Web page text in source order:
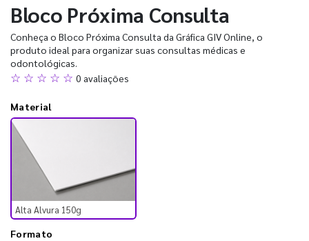
Bloco Próxima Consulta
Conheça o Bloco Próxima Consulta da Gráfica GIV Online, o
produto ideal para organizar suas consultas médicas e
odontológicas.
☆ ☆ ☆ ☆ ☆ 0 avaliações
Material
Alta Alvura 150g
Formato